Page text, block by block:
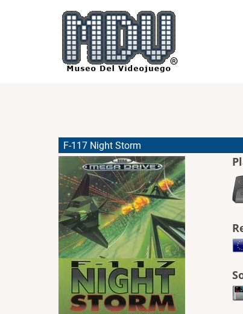
F-117 Night Storm